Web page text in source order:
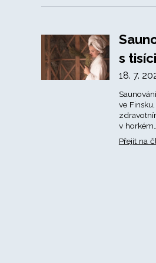
s
18. 7.
ve
v horkém…
Přejít na